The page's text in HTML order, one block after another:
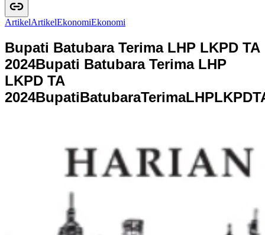
ArtikelArtikelEkonomiEkonomi
Bupati Batubara Terima LHP LKPD TA
2024Bupati Batubara Terima LHP
LKPD TA
2024BupatiBatubaraTerimaLHPLKPDT